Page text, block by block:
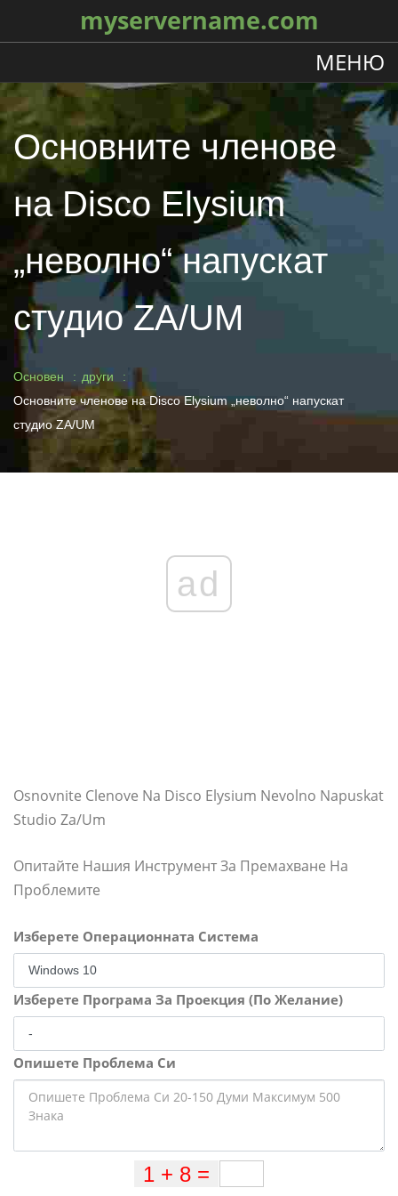
myservername.com
МЕНЮ
Основните членове
на Disco Elysium
„неволно“ напускат
студио ZA/UM
Основен
други
Основните членове на Disco Elysium „неволно“ напускат
студио ZA/UM
ad
Osnovnite Clenove Na Disco Elysium Nevolno Napuskat
Studio Za/um
Опитайте Нашия Инструмент За Премахване На
Проблемите
Изберете Операционната Система
Изберете Програма За Проекция (По Желание)
Опишете Проблема Си